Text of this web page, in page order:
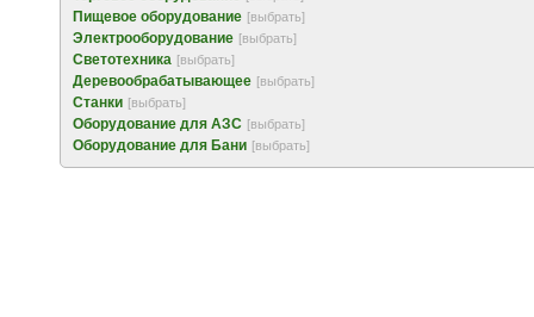
Пищевое оборудование [выбрать]
Электрооборудование [выбрать]
Светотехника [выбрать]
Деревообрабатывающее [выбрать]
Станки [выбрать]
Оборудование для АЗС [выбрать]
Оборудование для Бани [выбрать]